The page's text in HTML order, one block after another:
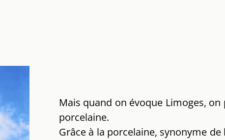
Mais quand on évoque Limoges,
porcelaine.
Grâce à la porcelaine, synonyme de